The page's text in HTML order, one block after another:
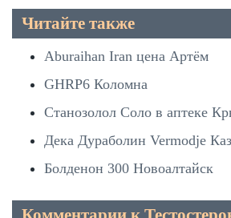
Читайте также
Aburaihan Iran цена Артём
GHRP6 Коломна
Станозолол Соло в аптеке
Дека Дураболин Vermodje
Болденон 300 Новоалтайск